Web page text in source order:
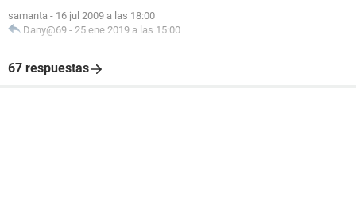
samanta - 16 jul 2009 a las 18:00
Dany@69 - 25 ene 2019 a las 15:00
67 respuestas